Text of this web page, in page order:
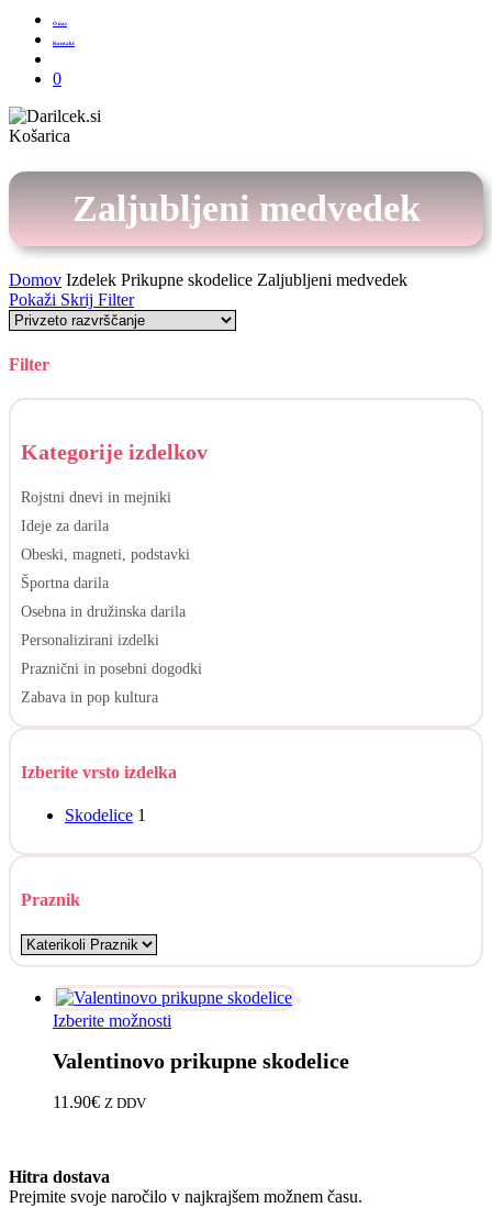
O nas
Kontakt
0
Košarica
Zaljubljeni medvedek
Domov Izdelek Prikupne skodelice Zaljubljeni medvedek
Pokaži Skrij Filter
Filter
Skrij
Kategorije izdelkov
Rojstni dnevi in mejniki
Ideje za darila
Obeski, magneti, podstavki
Športna darila
Osebna in družinska darila
Personalizirani izdelki
Praznični in posebni dogodki
Zabava in pop kultura
Izberite vrsto izdelka
Skodelice 1
Praznik
Izberite možnosti
ima
več
strani
Valentinovo prikupne skodelice
11.90€ Z DDV
Hitra dostava
Prejmite svoje naročilo v najkrajšem možnem času.